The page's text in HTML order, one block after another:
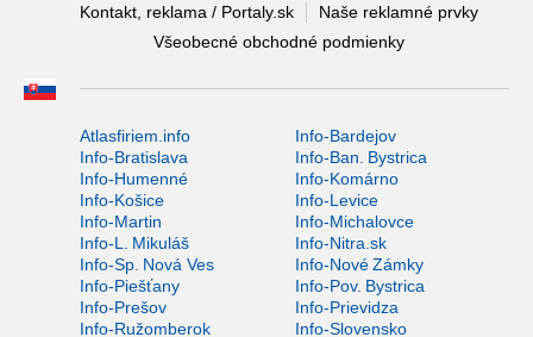
Kontakt, reklama / Portaly.sk
Naše reklamné prvky
Všeobecné obchodné podmienky
Atlasfiriem.info
Info-Bardejov
Info-Bratislava
Info-Ban. Bystrica
Info-Humenné
Info-Komárno
Info-Košice
Info-Levice
Info-Martin
Info-Michalovce
Info-L. Mikuláš
Info-Nitra.sk
Info-Sp. Nová Ves
Info-Nové Zámky
Info-Piešťany
Info-Pov. Bystrica
Info-Prešov
Info-Prievidza
Info-Ružomberok
Info-Slovensko